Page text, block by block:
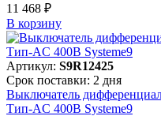
11 468 ₽
В корзинy
Артикул: S9R12425
Срок поставки: 2 дня
Выключатель
Тип-AC 400В Systeme9